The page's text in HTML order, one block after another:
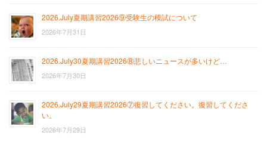
2026.July夏期講習2026⑨受験生の模試について
2026年7月31日
2026.July30夏期講習2026⑧悲しいニュースが多いけど…
2026年7月30日
2026.July29夏期講習2026⑦復習してください。復習してくださ
い。
2026年7月29日